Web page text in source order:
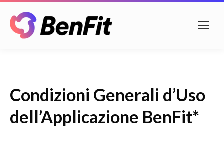
Condizioni Generali d’Uso
dell’Applicazione BenFit*